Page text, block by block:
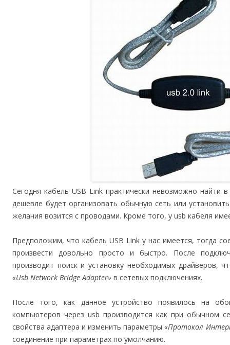
Сегодня кабель USB Link практически невозможно найти
дешевле будет организовать обычную сеть или
желания возится с проводами. Кроме того, у usb кабеля
Предположим, что кабель USB Link у нас имеется, тогда
произвести довольно просто и быстро. После
производит поиск и установку необходимых драйверов,
«Usb Network Bridge Adapter» в сетевых подключениях.
После того, как данное устройство появилось на
компьютеров через usb производится как при обычном
свойства адаптера и изменить параметры«Протокол
соединение при параметрах по умолчанию.